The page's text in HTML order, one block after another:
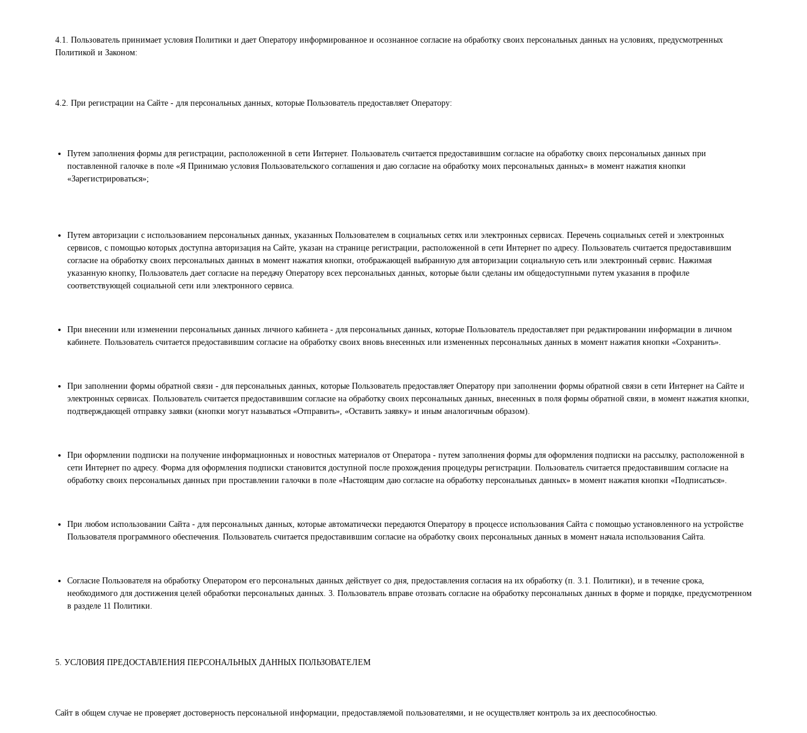
4.1. Пользователь принимает условия Политики и дает Оператору информированное и осознанное согласие на обработку своих персональных данных на условиях, предусмотренных
Политикой и Законом:
4.2. При регистрации на Сайте - для персональных данных, которые Пользователь предоставляет Оператору:
Путем заполнения формы для регистрации, расположенной в сети Интернет. Пользователь считается предоставившим согласие на обработку своих персональных данных при
поставленной галочке в поле «Я Принимаю условия Пользовательского соглашения и даю согласие на обработку моих персональных данных» в момент нажатия кнопки
«Зарегистрироваться»;
Путем авторизации с использованием персональных данных, указанных Пользователем в социальных сетях или электронных сервисах. Перечень социальных сетей и электронных
сервисов, с помощью которых доступна авторизация на Сайте, указан на странице регистрации, расположенной в сети Интернет по адресу. Пользователь считается предоставившим
согласие на обработку своих персональных данных в момент нажатия кнопки, отображающей выбранную для авторизации социальную сеть или электронный сервис. Нажимая
указанную кнопку, Пользователь дает согласие на передачу Оператору всех персональных данных, которые были сделаны им общедоступными путем указания в профиле
соответствующей социальной сети или электронного сервиса.
При внесении или изменении персональных данных личного кабинета - для персональных данных, которые Пользователь предоставляет при редактировании информации в личном
кабинете. Пользователь считается предоставившим согласие на обработку своих вновь внесенных или измененных персональных данных в момент нажатия кнопки «Сохранить».
При заполнении формы обратной связи - для персональных данных, которые Пользователь предоставляет Оператору при заполнении формы обратной связи в сети Интернет на Сайте и
электронных сервисах. Пользователь считается предоставившим согласие на обработку своих персональных данных, внесенных в поля формы обратной связи, в момент нажатия кнопки,
подтверждающей отправку заявки (кнопки могут называться «Отправить», «Оставить заявку» и иным аналогичным образом).
При оформлении подписки на получение информационных и новостных материалов от Оператора - путем заполнения формы для оформления подписки на рассылку, расположенной в
сети Интернет по адресу. Форма для оформления подписки становится доступной после прохождения процедуры регистрации. Пользователь считается предоставившим согласие на
обработку своих персональных данных при проставлении галочки в поле «Настоящим даю согласие на обработку персональных данных» в момент нажатия кнопки «Подписаться».
При любом использовании Сайта - для персональных данных, которые автоматически передаются Оператору в процессе использования Сайта с помощью установленного на устройстве
Пользователя программного обеспечения. Пользователь считается предоставившим согласие на обработку своих персональных данных в момент начала использования Сайта.
Согласие Пользователя на обработку Оператором его персональных данных действует со дня, предоставления согласия на их обработку (п. 3.1. Политики), и в течение срока,
необходимого для достижения целей обработки персональных данных. 3. Пользователь вправе отозвать согласие на обработку персональных данных в форме и порядке, предусмотренном
в разделе 11 Политики.
5. УСЛОВИЯ ПРЕДОСТАВЛЕНИЯ ПЕРСОНАЛЬНЫХ ДАННЫХ ПОЛЬЗОВАТЕЛЕМ
Сайт в общем случае не проверяет достоверность персональной информации, предоставляемой пользователями, и не осуществляет контроль за их дееспособностью.